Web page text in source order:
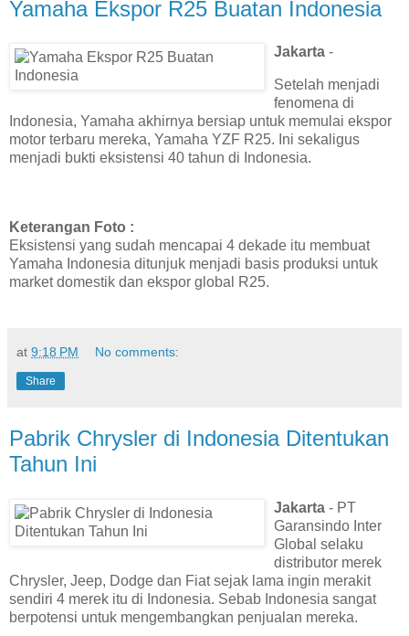
Yamaha Ekspor R25 Buatan Indonesia
Jakarta -
Setelah menjadi
fenomena di
Indonesia, Yamaha akhirnya bersiap untuk memulai ekspor
motor terbaru mereka, Yamaha YZF R25. Ini sekaligus
menjadi bukti eksistensi 40 tahun di Indonesia.
Keterangan Foto :
Eksistensi yang sudah mencapai 4 dekade itu membuat
Yamaha Indonesia ditunjuk menjadi basis produksi untuk
market domestik dan ekspor global R25.
at 9:18 PM No comments:
Share
Pabrik Chrysler di Indonesia Ditentukan
Tahun Ini
Jakarta - PT
Garansindo Inter
Global selaku
distributor merek
Chrysler, Jeep, Dodge dan Fiat sejak lama ingin merakit
sendiri 4 merek itu di Indonesia. Sebab Indonesia sangat
berpotensi untuk mengembangkan penjualan mereka.